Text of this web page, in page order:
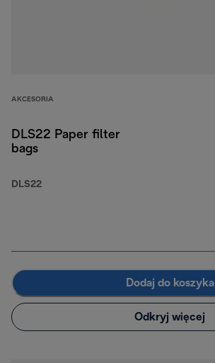
AKCESORIA
DLS22 Paper filter
bags
DLS22
Dodaj do koszyka
Odkryj więcej